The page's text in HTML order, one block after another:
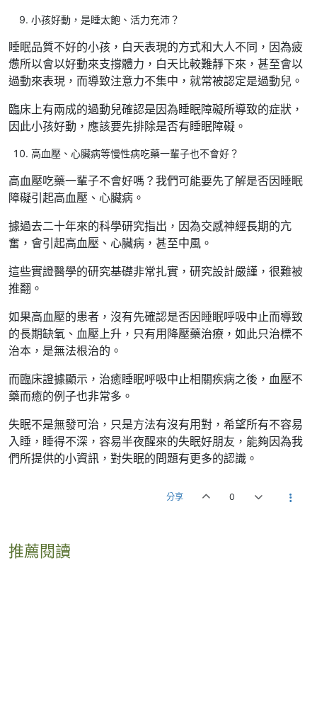
小孩好動，是睡太飽、活力充沛？
睡眠品質不好的小孩，白天表現的方式和大人不同，因為疲
憊所以會以好動來支撐體力，白天比較難靜下來，甚至會以
過動來表現，而導致注意力不集中，就常被認定是過動兒。
臨床上有兩成的過動兒確認是因為睡眠障礙所導致的症狀，
因此小孩好動，應該要先排除是否有睡眠障礙。
高血壓、心臟病等慢性病吃藥一輩子也不會好？
高血壓吃藥一輩子不會好嗎？我們可能要先了解是否因睡眠
障礙引起高血壓、心臟病。
據過去二十年來的科學研究指出，因為交感神經長期的亢
奮，會引起高血壓、心臟病，甚至中風。
這些實證醫學的研究基礎非常扎實，研究設計嚴謹，很難被
推翻。
如果高血壓的患者，沒有先確認是否因睡眠呼吸中止而導致
的長期缺氧、血壓上升，只有用降壓藥治療，如此只治標不
治本，是無法根治的。
而臨床證據顯示，治癒睡眠呼吸中止相關疾病之後，血壓不
藥而癒的例子也非常多。
失眠不是無發可治，只是方法有沒有用對，希望所有不容易
入睡，睡得不深，容易半夜醒來的失眠好朋友，能夠因為我
們所提供的小資訊，對失眠的問題有更多的認識。
分享 0
推薦閱讀